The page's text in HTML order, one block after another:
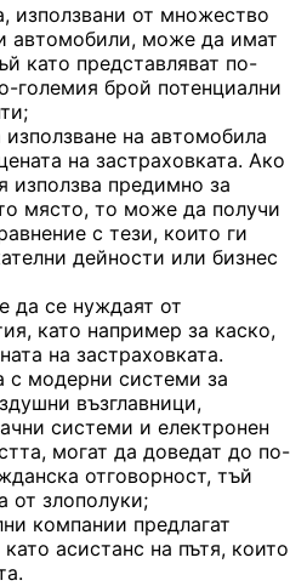
използвани от множество
автомобили, може да имат
като представляват по-
големия брой потенциални
на автомобила
на застраховката. Ако
използва предимно за
място, то може да получи
с тези, които ги
дейности или бизнес
се нуждаят от
като например за каско,
на застраховката.
с модерни системи за
възглавници,
системи и електронен
могат да доведат до по-
отговорност, тъй
от злополуки;
компании предлагат
асистанс на пътя, които